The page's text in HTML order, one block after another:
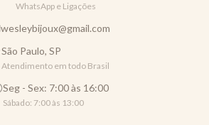
WhatsApp e Ligações
wesleybijoux@gmail.com
São Paulo, SP
Atendimento em todo Brasil
Seg - Sex: 7:00 às 16:00
Sábado: 7:00 às 13:00